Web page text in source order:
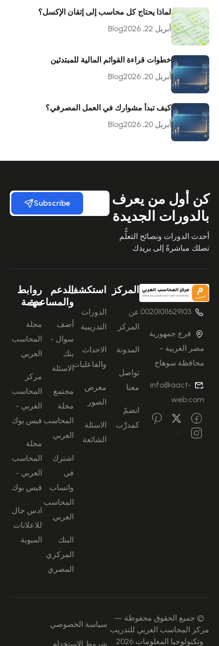
لماذا يحتاج كل محاسب إلى إتقان الإكسل؟
أبريل 22, 2026
Blog
خطوات قراءة القوائم المالية للمبتدئين
أبريل 20, 2026
Blog
كيف تبدأ مشوارك في العمل المصرفي؟
أبريل 20, 2026
Blog
كن أول من يعرف
بالدورات الجديدة
أحدث الدورات ونصائح التعلُّم
تصلك مباشرةً إلى بريدك
Subscribe
00201011629103
فرع جمهورية
مصر العربية -
محافظة سوهاج
info@aact-
web.com
المركز
عن
المركز
المدونة
تواصل
معنا
انضمّ
كمدرِّب
استكشف
الدورات
التدريبية
الاحداث
والفاعليات
معرض
الصور
الاسئلة
الشائعة
الدعم
والمساعدة
أضف
سوال -
بنك
الاسئلة
مجتمع
مجلة
المحاسب
العربي
اشترك
في
واتساب
المحاسب
العربي
البنك
المركزي
المصري
روابط
مهمة
مجلة
المحاسب
العربي
مركز
المحاسب
العربي -
فيس بوك
مجلة
المحاسب
العربي -
فيس بوك
ادس جال
للاعلانات
المبوبة
© جميع الحقوق محفوظة —
مركز المحاسب العربي للتدريب
وتكنولوجيا المعلومات 2026
سياسة الخصوصي
شروط الاستخدام